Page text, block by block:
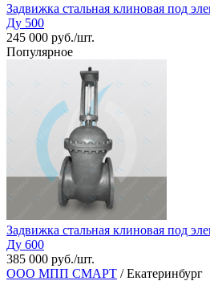
Задвижка стальная клиновая под
Ду 500
245 000 руб./шт.
Популярное
Задвижка стальная клиновая под
Ду 600
385 000 руб./шт.
ООО МПП СМАРТ / Екатеринбург